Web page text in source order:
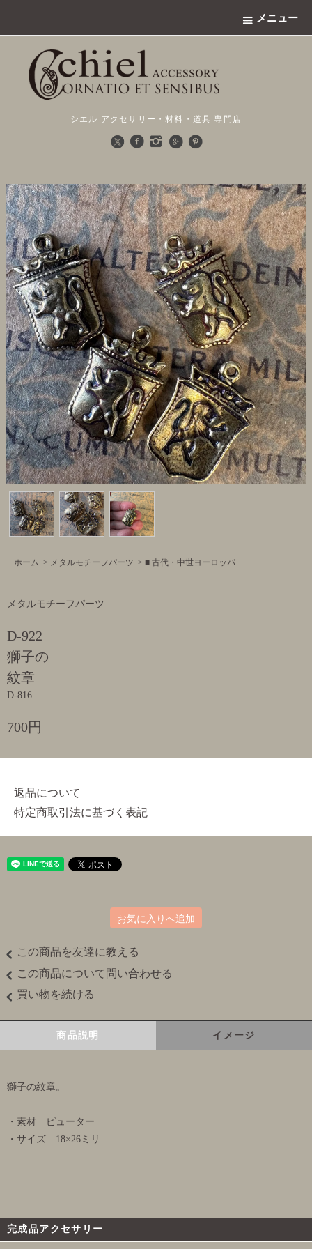
メニュー
シエル アクセサリー・材料・道具 専門店
ホーム > メタルモチーフパーツ > ■ 古代・中世ヨーロッパ
メタルモチーフパーツ
D-922
獅子の
紋章
D-816
700円
返品について
特定商取引法に基づく表記
お気に入りへ追加
この商品を友達に教える
この商品について問い合わせる
買い物を続ける
商品説明 イメージ
獅子の紋章。
・素材 ピューター
・サイズ 18×26ミリ
完成品アクセサリー